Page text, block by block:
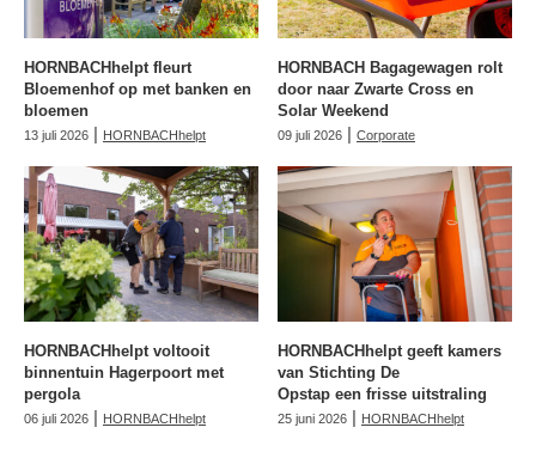
HORNBACHhelpt fleurt
Bloemenhof op met banken en
bloemen
13 juli 2026 | HORNBACHhelpt
HORNBACH Bagagewagen rolt
door naar Zwarte Cross en
Solar Weekend
09 juli 2026 | Corporate
HORNBACHhelpt voltooit
binnentuin Hagerpoort met
pergola
06 juli 2026 | HORNBACHhelpt
HORNBACHhelpt geeft kamers
van Stichting De
Opstap een frisse uitstraling
25 juni 2026 | HORNBACHhelpt